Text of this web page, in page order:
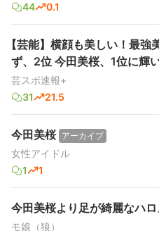
44
0.1
【芸能】横顔も美しい！最
ず、2位 今田美桜、1位に輝
芸スポ速報+
31
21.5
今田美桜 アーカイブ
女性アイドル
1
1
今田美桜より足が綺麗なハ
モ娘（狼）